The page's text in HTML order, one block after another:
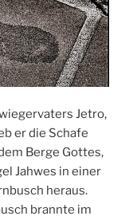
Jetro,
er die Schafe
Berge Gottes,
Jahwes in einer
heraus.
brannte im